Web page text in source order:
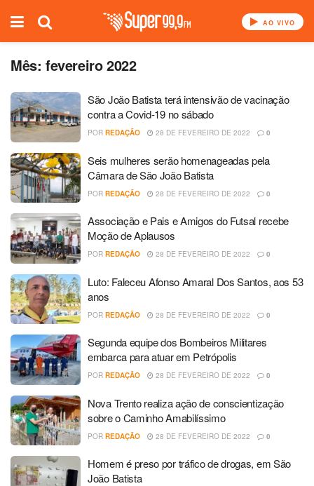
AO VIVO
Mês: fevereiro 2022
São João Batista terá intensivão de vacinação
contra a Covid-19 no sábado
POR REDAÇÃO 28 DE FEVEREIRO DE 2022 0
Seis mulheres serão homenageadas pela
Câmara de São João Batista
POR REDAÇÃO 28 DE FEVEREIRO DE 2022 0
Associação e Pais e Amigos do Futsal recebe
Moção de Aplausos
POR REDAÇÃO 28 DE FEVEREIRO DE 2022 0
Luto: Faleceu Afonso Amaral Dos Santos, aos 53
anos
POR REDAÇÃO 28 DE FEVEREIRO DE 2022 0
Segunda equipe dos Bombeiros Militares
embarca para atuar em Petrópolis
POR REDAÇÃO 28 DE FEVEREIRO DE 2022 0
Nova Trento realiza ação de conscientização
sobre o Caminho Amabilíssimo
POR REDAÇÃO 28 DE FEVEREIRO DE 2022 0
Homem é preso por tráfico de drogas, em São
João Batista